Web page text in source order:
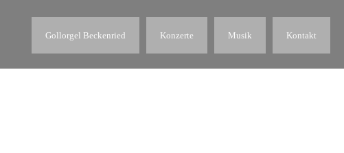
Kontakt
Musik
Konzerte
Gollorgel Beckenried